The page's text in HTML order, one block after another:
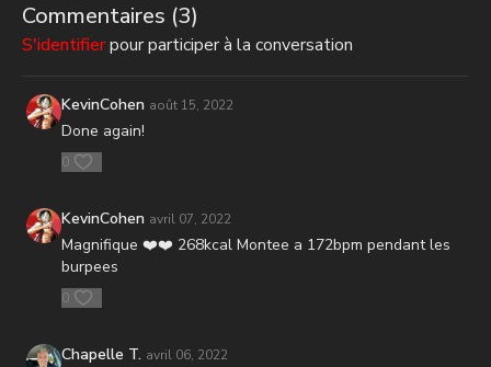
III - Block 2
Zone 1 :
2 ) Touch toes
3 ) Hollow
Zone 2 :
1 ) Rowing
3 ) Pompe large
Commentaires (3)
S'identifierpour participer à la conversation
KevinCohen août 15, 2022
Done again!
0
KevinCohen avril 07, 2022
Magnifique ❤️❤️ 268kcal Montee a 172bpm pendant les
burpees
0
Chapelle T. avril 06, 2022